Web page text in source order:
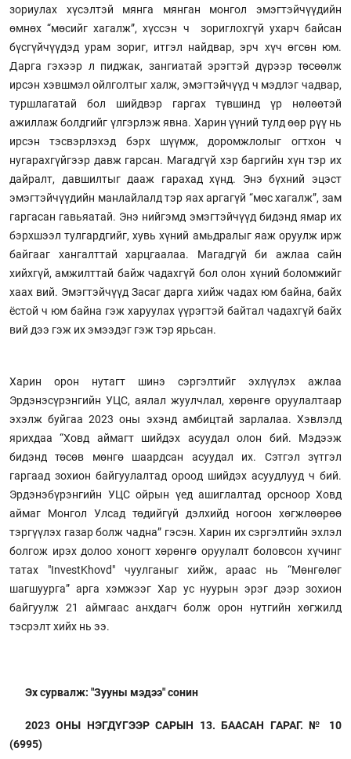
зориулах хүсэлтэй мянга мянган монгол эмэгтэйчүүдийн
өмнөх “мөсийг хагалж”, хүссэн ч зориглохгүй ухарч байсан
бүсгүйчүүдэд урам зориг, итгэл найдвар, эрч хүч өгсөн юм.
Дарга гэхээр л пиджак, зангиатай эрэгтэй дүрээр төсөөлж
ирсэн хэвшмэл ойлголтыг халж, эмэгтэйчүүд ч мэдлэг чадвар,
туршлагатай бол шийдвэр гаргах түвшинд үр нөлөөтэй
ажиллаж болдгийг үлгэрлэж явна. Харин үүний тулд өөр рүү нь
ирсэн тэсвэрлэхэд бэрх шүүмж, доромжлолыг огтхон ч
нугарахгүйгээр давж гарсан. Магадгүй хэр баргийн хүн тэр их
дайралт, давшилтыг дааж гарахад хүнд. Энэ бүхний эцэст
эмэгтэйчүүдийн манлайлалд тэр яах аргагүй “мөс хагалж”, зам
гаргасан гавьяатай. Энэ нийгэмд эмэгтэйчүүд бидэнд ямар их
бэрхшээл тулгардгийг, хувь хүний амьдралыг яаж оруулж ирж
байгааг хангалттай харцгаалаа. Магадгүй би ажлаа сайн
хийхгүй, амжилттай байж чадахгүй бол олон хүний боломжийг
хаах вий. Эмэгтэйчүүд Засаг дарга хийж чадах юм байна, байх
ёстой ч юм байна гэж харуулах үүрэгтэй байтал чадахгүй байх
вий дээ гэж их эмээдэг гэж тэр ярьсан.
Харин орон нутагт шинэ сэргэлтийг эхлүүлэх ажлаа
Эрдэнэсүрэнгийн УЦС, аялал жуулчлал, хөрөнгө оруулалтаар
эхэлж буйгаа 2023 оны эхэнд амбицтай зарлалаа. Хэвлэлд
ярихдаа “Ховд аймагт шийдэх асуудал олон бий. Мэдээж
бидэнд төсөв мөнгө шаардсан асуудал их. Сэтгэл зүтгэл
гаргаад зохион байгуулалтад ороод шийдэх асуудлууд ч бий.
Эрдэнэбүрэнгийн УЦС ойрын үед ашиглалтад орсноор Ховд
аймаг Монгол Улсад төдийгүй дэлхийд ногоон хөгжлөөрөө
тэргүүлэх газар болж чадна” гэсэн. Харин их сэргэлтийн эхлэл
болгож ирэх долоо хоногт хөрөнгө оруулалт боловсон хүчинг
татах "InvestKhovd" чуулганыг хийж, араас нь “Мөнгөлөг
шагшуурга” арга хэмжээг Хар ус нуурын эрэг дээр зохион
байгуулж 21 аймгаас анхдагч болж орон нутгийн хөгжилд
тэсрэлт хийх нь ээ.
Эх сурвалж: "Зууны мэдээ" сонин
2023 ОНЫ НЭГДҮГЭЭР САРЫН 13. БААСАН ГАРАГ. № 10
(6995)